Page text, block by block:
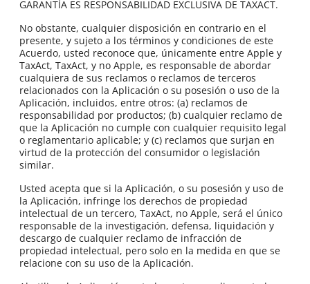
GARANTÍA ES RESPONSABILIDAD EXCLUSIVA DE TAXACT.
No obstante, cualquier disposición en contrario en el
presente, y sujeto a los términos y condiciones de este
Acuerdo, usted reconoce que, únicamente entre Apple y
TaxAct, TaxAct, y no Apple, es responsable de abordar
cualquiera de sus reclamos o reclamos de terceros
relacionados con la Aplicación o su posesión o uso de la
Aplicación, incluidos, entre otros: (a) reclamos de
responsabilidad por productos; (b) cualquier reclamo de
que la Aplicación no cumple con cualquier requisito legal
o reglamentario aplicable; y (c) reclamos que surjan en
virtud de la protección del consumidor o legislación
similar.
Usted acepta que si la Aplicación, o su posesión y uso de
la Aplicación, infringe los derechos de propiedad
intelectual de un tercero, TaxAct, no Apple, será el único
responsable de la investigación, defensa, liquidación y
descargo de cualquier reclamo de infracción de
propiedad intelectual, pero solo en la medida en que se
relacione con su uso de la Aplicación.